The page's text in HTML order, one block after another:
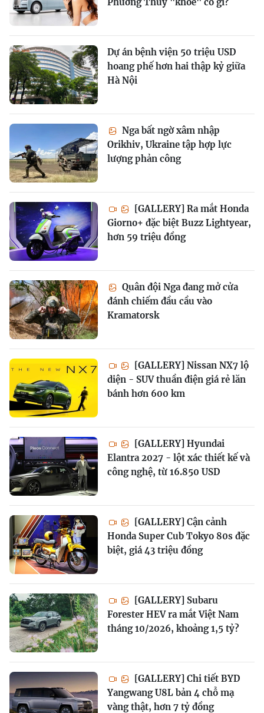
Dự án bệnh viện 50 triệu USD
hoang phế hơn hai thập kỷ giữa
Hà Nội
Nga bất ngờ xâm nhập
Orikhiv, Ukraine tập hợp lực
lượng phản công
[GALLERY] Ra mắt Honda
Giorno+ đặc biệt Buzz Lightyear,
hơn 59 triệu đồng
Quân đội Nga đang mở cửa
đánh chiếm đầu cầu vào
Kramatorsk
[GALLERY] Nissan NX7 lộ
diện - SUV thuần điện giá rẻ lăn
bánh hơn 600 km
[GALLERY] Hyundai
Elantra 2027 - lột xác thiết kế và
công nghệ, từ 16.850 USD
[GALLERY] Cận cảnh
Honda Super Cub Tokyo 80s đặc
biệt, giá 43 triệu đồng
[GALLERY] Subaru
Forester HEV ra mắt Việt Nam
tháng 10/2026, khoảng 1,5 tỷ?
[GALLERY] Chi tiết BYD
Yangwang U8L bản 4 chỗ mạ
vàng thật, hơn 7 tỷ đồng